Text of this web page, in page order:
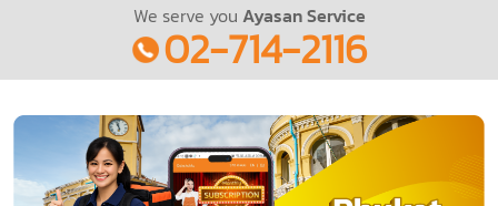
We serve you Ayasan Service
02-714-2116